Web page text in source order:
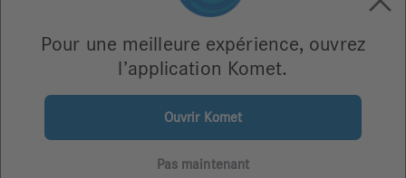
68,76 € 39,36 €
Pour une meilleure expérience, ouvrez
l’application Komet.
Ouvrir Komet
Pas maintenant